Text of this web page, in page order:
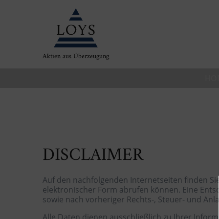
Aktien aus Überzeugung
DISCLAIMER
Auf den nachfolgenden Internetseiten finden
elektronischer Form abrufen können. Eine
sowie nach vorheriger Rechts-, Steuer- und